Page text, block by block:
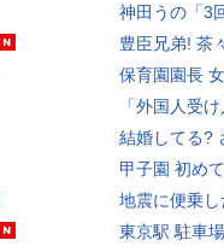
神田うの「3
豊臣兄弟! 茶
保育園園長
「外国人受
結婚してる?
甲子園 初め
地震に便乗
東京駅 駐車